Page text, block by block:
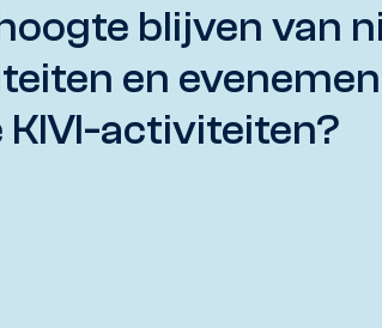
blijven van
en
KIVI-activiteiten?